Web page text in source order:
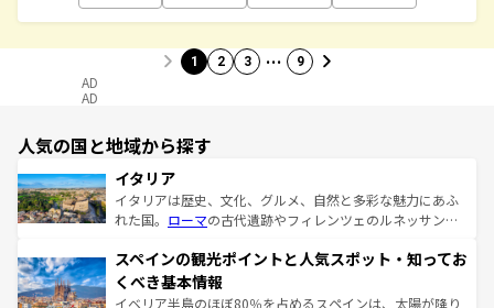
1 2 3 … 9
AD
AD
人気の国と地域から探す
イタリア
イタリアは歴史、文化、グルメ、自然と多彩な魅力にあふ
れた国。 ローマの古代遺跡やフィレンツェのルネッサンス
ろん、トスカーナの美しい田園風景やアマルフィ海岸の絶
景など、自然景観も見逃せない。観光の合間には、本場の
ピザやパスタなど、絶品のイタリア料理を堪能することも
スペインの観光ポイントと人気スポット・知ってお
くべき基本情報
イベリア半島のほぼ80％を占めるスペインは、太陽が降り